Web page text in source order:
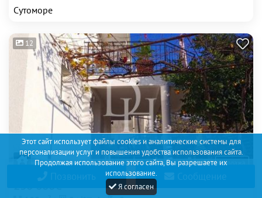
Этот сайт использует файлы cookies и аналитические системы для
персонализации услуг и повышения удобства использования сайта.
Продолжая использование этого сайта, Вы разрешаете их
использование.
Я согласен
Сутоморе
12
Продажа
230 000€
Позвонить Сообщение